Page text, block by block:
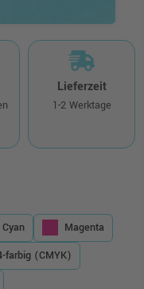
Lieferzeit
1-2 Werktage
Cyan
Magenta
farbig (CMYK)